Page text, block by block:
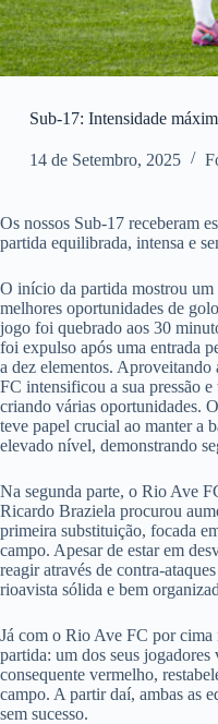
Sub-17: Intensidade
14 de Setembro, 2025
Os nossos Sub-17 receberam
partida equilibrada, intensa e
O início da partida mostrou
melhores oportunidades de
jogo foi quebrado aos 30
foi expulso após uma entrada
a dez elementos.
FC intensificou a sua pressão
criando várias oportunidades.
teve papel crucial ao manter a
elevado nível, demonstrando
Na segunda parte, o Rio Ave
Ricardo Braziela procurou
primeira substituição, focada
campo. Apesar de estar em
reagir através de contra-
rioavista sólida e bem
Já com o Rio Ave FC por
partida: um dos seus
consequente vermelho,
campo. A partir daí, ambas as
sem sucesso.